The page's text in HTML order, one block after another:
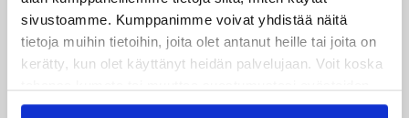
sivustoamme. Kumppanimme voivat yhdistää näitä
tietoja muihin tietoihin, joita olet antanut heille tai joita on
kerätty, kun olet käyttänyt heidän palvelujaan. Voit koska
käytöstäEvästeet-sivultamme.
29.07.2026
JYPin harjoitusottelut tulevalle 2026-2027 kaudelle on
julkaistu!